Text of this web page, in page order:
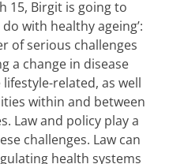
15, Birgit is going to
with healthy ageing’:
of serious challenges
a change in disease
related, as well
within and between
Law and policy play a
challenges. Law can
health systems